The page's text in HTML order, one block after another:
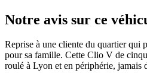
Notre avis sur ce
Reprise à une cliente du quartier qui
pour sa famille. Cette Clio V de
roulé à Lyon et en périphérie, jamais